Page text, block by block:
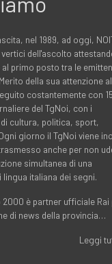
nel 1989, ad oggi,
dell'ascolto
primo posto tra le
della sua attenzione al
costantemente con 15
del TgNoi, con i
cultura, politica, sport,
giorno il TgNoi viene
anche per non
simultanea di una
lingua italiana dei segni.
2000 è partner ufficiale Rai
di news della provincia…
Leggi